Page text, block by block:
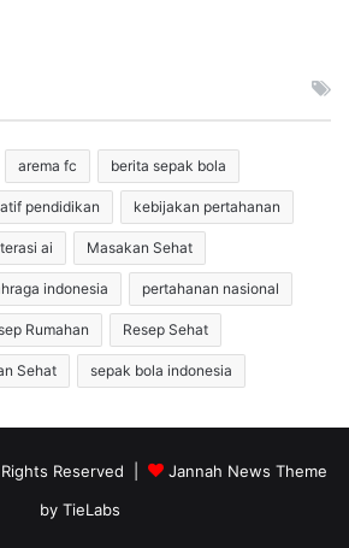
arema fc berita sepak bola
pendidikan kebijakan pertahanan
ai Masakan Sehat
indonesia pertahanan nasional
Rumahan Resep Sehat
Sehat sepak bola indonesia
Reserved |
Jannah News Theme
by TieLabs